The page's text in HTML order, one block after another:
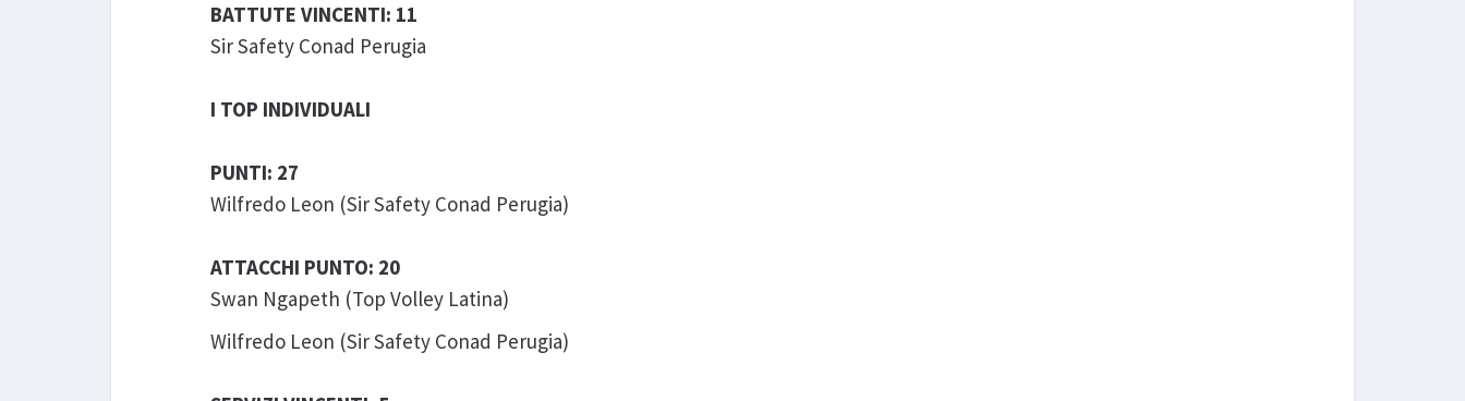
BATTUTE VINCENTI: 11
Sir Safety Conad Perugia
I TOP INDIVIDUALI
PUNTI: 27
Wilfredo Leon (Sir Safety Conad Perugia)
ATTACCHI PUNTO: 20
Swan Ngapeth (Top Volley Latina)
Wilfredo Leon (Sir Safety Conad Perugia)